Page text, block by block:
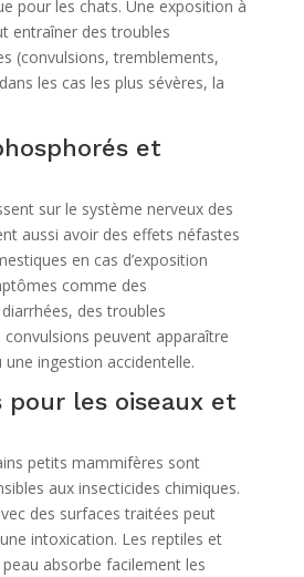
pour les chats. Une exposition à
entraîner des troubles
(convulsions, tremblements,
les cas les plus sévères, la
et
sur le système nerveux des
aussi avoir des effets néfastes
en cas d’exposition
comme des
des troubles
peuvent apparaître
ingestion accidentelle.
pour les oiseaux et
petits mammifères sont
aux insecticides chimiques.
des surfaces traitées peut
intoxication. Les reptiles et
absorbe facilement les